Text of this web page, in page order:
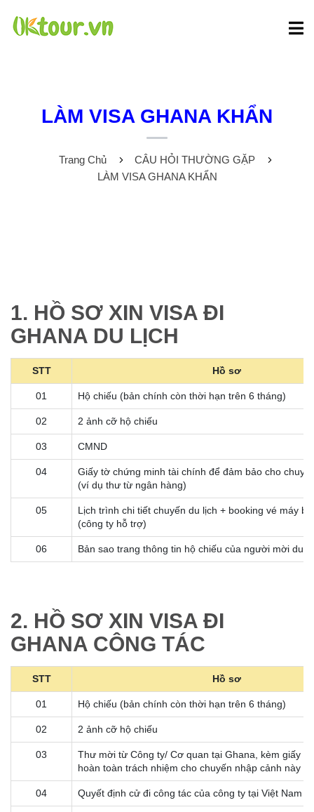
LÀM VISA GHANA KHẨN
Trang Chủ
CÂU HỎI THƯỜNG GẶP
LÀM VISA GHANA KHẨN
1. HỒ SƠ XIN VISA ĐI
GHANA DU LỊCH
STT Hồ sơ
01 Hộ chiếu (bản chính còn thời hạn trên 6 tháng)
02 2 ảnh cỡ hộ chiếu
03 CMND
04
Giấy tờ chứng minh tài chính để đảm bảo cho
(ví dụ thư từ ngân hàng)
05
Lịch trình chi tiết chuyến du lịch + booking vé máy
(công ty hỗ trợ)
06 Bản sao trang thông tin hộ chiếu của người mời du
2. HỒ SƠ XIN VISA ĐI
GHANA CÔNG TÁC
STT Hồ sơ
01 Hộ chiếu (bản chính còn thời hạn trên 6 tháng)
02 2 ảnh cỡ hộ chiếu
03
Thư mời từ Công ty/ Cơ quan tại Ghana, kèm giấy
hoàn toàn trách nhiệm cho chuyến nhập cảnh này
04 Quyết định cử đi công tác của công ty tại Việt Nam